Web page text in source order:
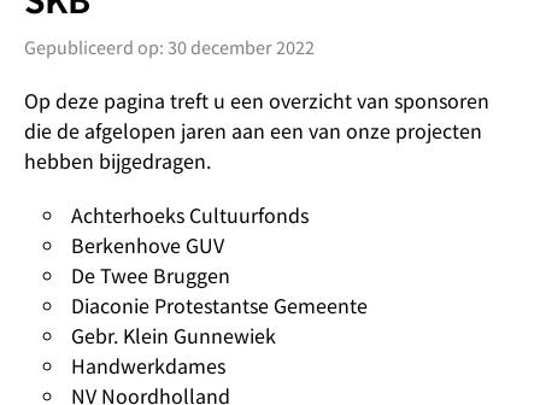
Gepubliceerd op: 30 december 2022
Op deze pagina treft u een overzicht van sponsoren
die de afgelopen jaren aan een van onze projecten
hebben bijgedragen.
Achterhoeks Cultuurfonds
Berkenhove GUV
De Twee Bruggen
Diaconie Protestantse Gemeente
Gebr. Klein Gunnewiek
Handwerkdames
NV Noordholland